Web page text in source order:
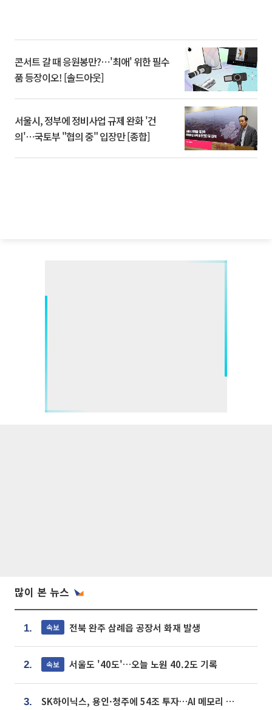
콘서트 갈 때 응원봉만?⋯'최애' 위한 필수
품 등장이오! [솔드아웃]
서울시, 정부에 정비사업 규제 완화 '건
의'⋯국토부 "협의 중" 입장만 [종합]
많이 본 뉴스
1. 속보 전북 완주 삼례읍 공장서 화재 발생
2. 속보 서울도 '40도'…오늘 노원 40.2도 기록
3. SK하이닉스, 용인·청주에 54조 투자…AI 메모리 생산기지 키운다